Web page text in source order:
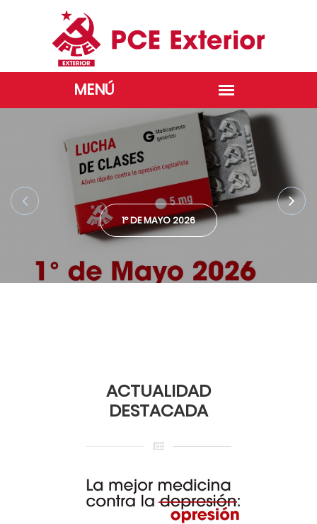
1º DE MAYO 2026
ACTUALIDAD
DESTACADA